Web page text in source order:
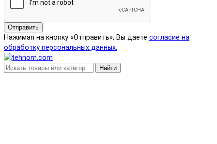
Отправить
Нажимая на кнопку «Отправить», Вы даете согласие на
обработку персональных данных.
Найти